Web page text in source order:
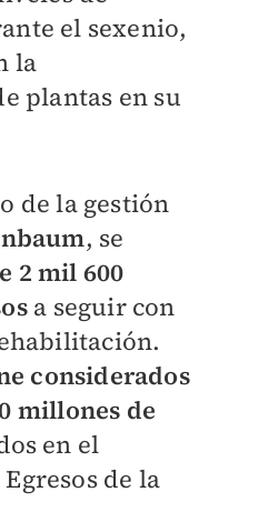
el sexenio,
la
plantas en su
de la gestión
, se
2 mil 600
a seguir con
considerados
millones de
en el
de la